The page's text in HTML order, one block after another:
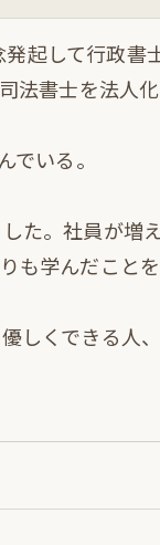
起して行政書
法書士を法人化
いる。
た。社員が増
も学んだこと
しくできる人